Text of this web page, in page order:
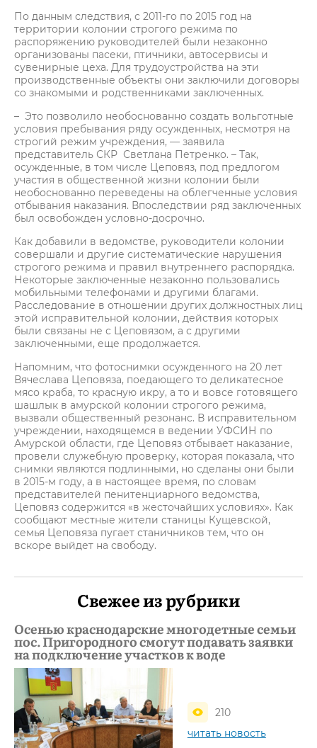
По данным следствия, с 2011-го по 2015 год на
территории колонии строгого режима по
распоряжению руководителей были незаконно
организованы пасеки, птичники, автосервисы и
сувенирные цеха. Для трудоустройства на эти
производственные объекты они заключили договоры
со знакомыми и родственниками заключенных.
– Это позволило необоснованно создать вольготные
условия пребывания ряду осужденных, несмотря на
строгий режим учреждения, — заявила
представитель СКР Светлана Петренко. – Так,
осужденные, в том числе Цеповяз, под предлогом
участия в общественной жизни колонии были
необоснованно переведены на облегченные условия
отбывания наказания. Впоследствии ряд заключенных
был освобожден условно-досрочно.
Как добавили в ведомстве, руководители колонии
совершали и другие систематические нарушения
строгого режима и правил внутреннего распорядка.
Некоторые заключенные незаконно пользовались
мобильными телефонами и другими благами.
Расследование в отношении других должностных лиц
этой исправительной колонии, действия которых
были связаны не с Цеповязом, а с другими
заключенными, еще продолжается.
Напомним, что фотоснимки осужденного на 20 лет
Вячеслава Цеповяза, поедающего то деликатесное
мясо краба, то красную икру, а то и вовсе готовящего
шашлык в амурской колонии строгого режима,
вызвали общественный резонанс. В исправительном
учреждении, находящемся в ведении УФСИН по
Амурской области, где Цеповяз отбывает наказание,
провели служебную проверку, которая показала, что
снимки являются подлинными, но сделаны они были
в 2015-м году, а в настоящее время, по словам
представителей пенитенциарного ведомства,
Цеповяз содержится «в жесточайших условиях». Как
сообщают местные жители станицы Кущевской,
семья Цеповяза пугает станичников тем, что он
вскоре выйдет на свободу.
Свежее из рубрики
Осенью краснодарские многодетные семьи
пос. Пригородного смогут подавать заявки
на подключение участков к воде
210
читать новость